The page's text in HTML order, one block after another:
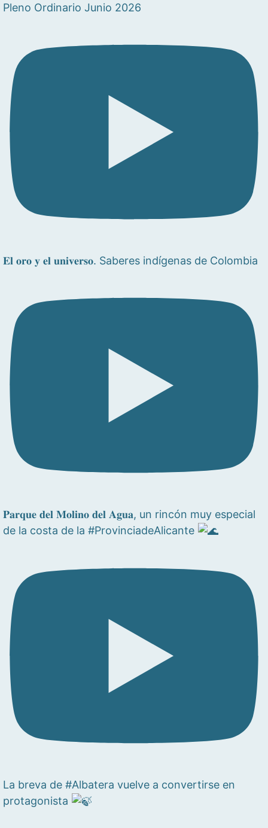
Pleno Ordinario Junio 2026
𝐄𝐥 𝐨𝐫𝐨 𝐲 𝐞𝐥 𝐮𝐧𝐢𝐯𝐞𝐫𝐬𝐨. Saberes indígenas de Colombia
𝐏𝐚𝐫𝐪𝐮𝐞 𝐝𝐞𝐥 𝐌𝐨𝐥𝐢𝐧𝐨 𝐝𝐞𝐥 𝐀𝐠𝐮𝐚, un rincón muy especial
de la costa de la #ProvinciadeAlicante
La breva de #Albatera vuelve a convertirse en
protagonista